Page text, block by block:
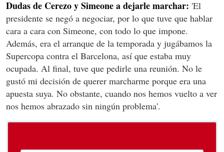
Dudas de Cerezo y Simeone a dejarle marchar: 'El
presidente se negó a negociar, por lo que tuve que hablar
cara a cara con Simeone, con todo lo que impone.
Además, era el arranque de la temporada y jugábamos la
Supercopa contra el Barcelona, así que estaba muy
ocupada. Al final, tuve que pedirle una reunión. No le
gustó mi decisión de querer marcharme porque era una
apuesta suya. No obstante, cuando nos hemos vuelto a ver
nos hemos abrazado sin ningún problema'.